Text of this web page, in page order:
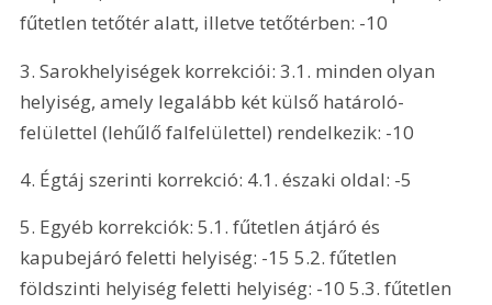
fűtetlen tetőtér alatt, illetve tetőtérben: -10
3. Sarokhelyiségek korrekciói: 3.1. minden olyan
helyiség, amely legalább két külső határoló-
felülettel (lehűlő falfelülettel) rendelkezik: -10
4. Égtáj szerinti korrekció: 4.1. északi oldal: -5
5. Egyéb korrekciók: 5.1. fűtetlen átjáró és
kapubejáró feletti helyiség: -15 5.2. fűtetlen
földszinti helyiség feletti helyiség: -10 5.3. fűtetlen